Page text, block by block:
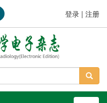
登录 | 注册